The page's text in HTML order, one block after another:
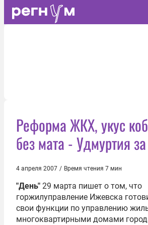
Реформа ЖКХ, укус
без мата - Удмуртия
4 апреля 2007 / Время чтения 7 мин
"День" 29 марта пишет о том, что
горжилуправление Ижевска
свои функции по управлению
многоквартирными домами